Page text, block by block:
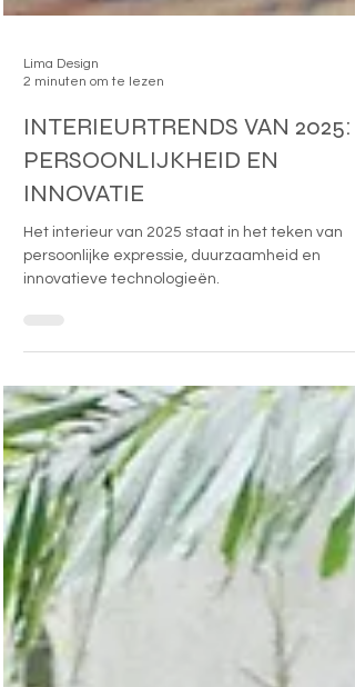
2 minuten om te lezen
INTERIEURTRENDS VAN 2025:
PERSOONLIJKHEID EN
INNOVATIE
Het interieur van 2025 staat in het teken van